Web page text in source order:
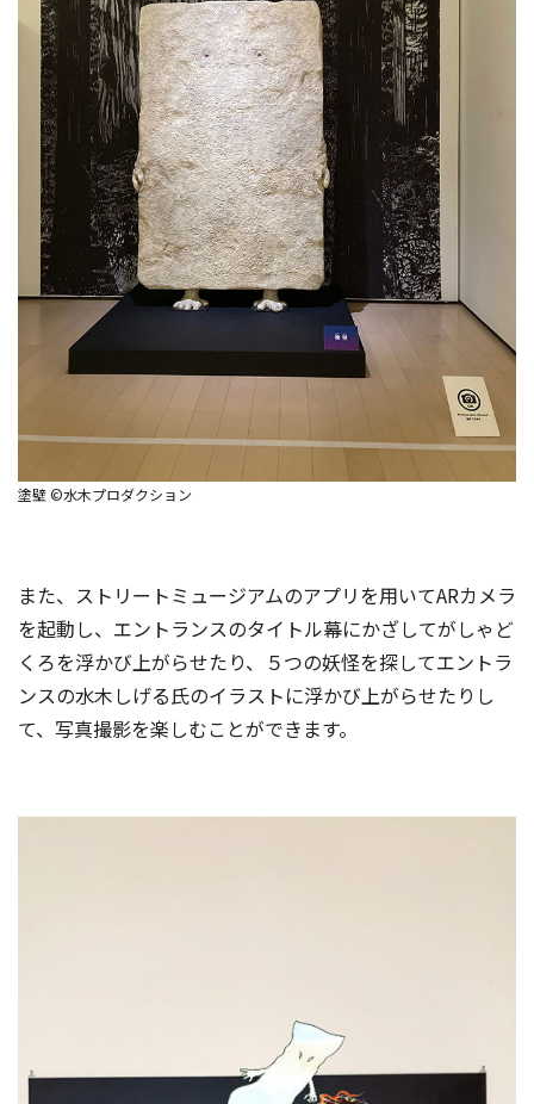
塗壁 ©水木プロダクション
また、ストリートミュージアムのアプリを用いてARカメラ
を起動し、エントランスのタイトル幕にかざしてがしゃど
くろを浮かび上がらせたり、５つの妖怪を探してエントラ
ンスの水木しげる氏のイラストに浮かび上がらせたりし
て、写真撮影を楽しむことができます。